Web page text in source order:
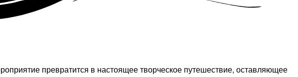
превратится в настоящее творческое путешествие, оставляющее